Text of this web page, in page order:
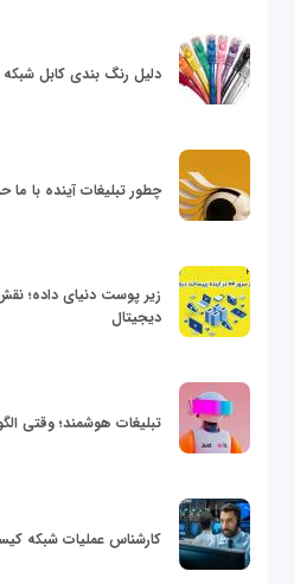
دلیل رنگ بندی کابل شبکه
چطور تبلیغات آینده با
دیجیتال
تبلیغات هوشمند؛ وقتی
کارشناس عملیات شبکه